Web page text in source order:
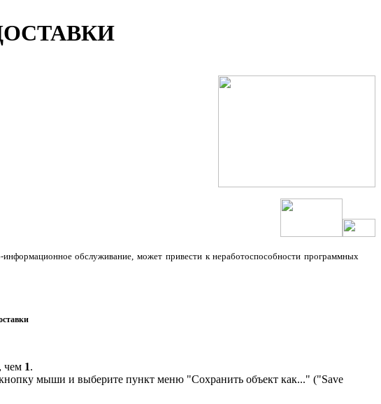
обслуживание, может привести к неработоспособности программных
чем 1.
мыши и выберите пункт меню "Сохранить объект как..." ("Save